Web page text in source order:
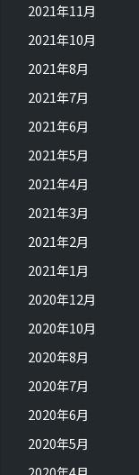
2021年11月
2021年10月
2021年8月
2021年7月
2021年6月
2021年5月
2021年4月
2021年3月
2021年2月
2021年1月
2020年12月
2020年10月
2020年8月
2020年7月
2020年6月
2020年5月